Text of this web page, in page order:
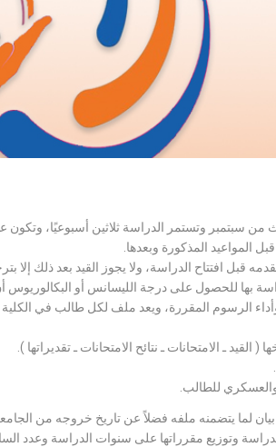
من سبتمبر وتستمر الدراسة ثلاثين أسبوعيًا،
المواعيد المذكورة وبعدها.
قبل افتتاح الدراسة، ولا يجوز القيد بعد ذلك
بها للحصول على درجة الليسانس أو
وأداء الرسوم المقررة، ويعد ملف لكل طالب في
القيد ـ الامتحانات ـ نتائح الامتحانات ـ تقديراتها ).
للطالب.
لما يتضمنه ملفه فضلاً عن تاريخ خروجه من
الدراسة وتوزيع مقرراتها على سنوات الدراسة